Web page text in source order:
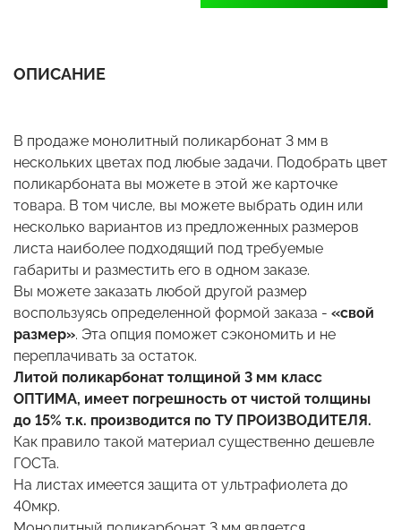
ОПИСАНИЕ
В продаже монолитный поликарбонат 3 мм в
нескольких цветах под любые задачи. Подобрать цвет
поликарбоната вы можете в этой же карточке
товара. В том числе, вы можете выбрать один или
несколько вариантов из предложенных размеров
листа наиболее подходящий под требуемые
габариты и разместить его в одном заказе.
Вы можете заказать любой другой размер
воспользуясь определенной формой заказа - «свой
размер». Эта опция поможет сэкономить и не
переплачивать за остаток.
Литой поликарбонат толщиной 3 мм класс
ОПТИМА, имеет погрешность от чистой толщины
до 15% т.к. производится по ТУ ПРОИЗВОДИТЕЛЯ.
Как правило такой материал существенно дешевле
ГОСТа.
На листах имеется защита от ультрафиолета до
40мкр.